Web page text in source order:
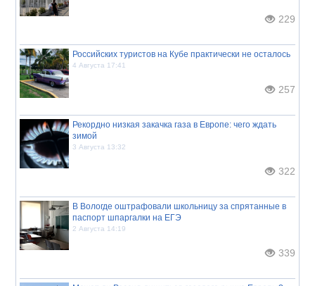
229
Российских туристов на Кубе практически не осталось
4 Августа 17:41
257
Рекордно низкая закачка газа в Европе: чего ждать
зимой
3 Августа 13:32
322
В Вологде оштрафовали школьницу за спрятанные в
паспорт шпаргалки на ЕГЭ
2 Августа 14:19
339